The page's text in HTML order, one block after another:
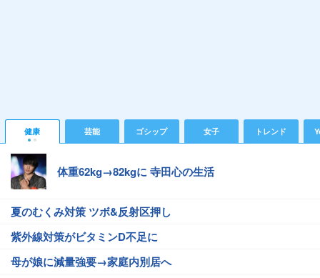
健康 芸能 ゴシップ 女子 トレンド
体重62kg→82kgに 寺田心の生活
夏のむくみ対策 ツボ&反射区押し
紫外線対策がビタミンD不足に
母が娘に減量強要→家庭内別居へ